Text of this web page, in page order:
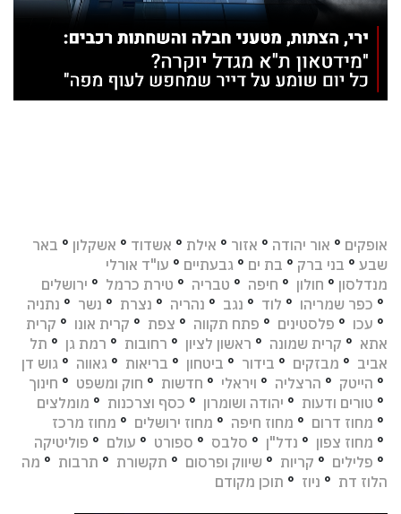
אופקים ° אור יהודה ° אזור ° אילת ° אשדוד ° אשקלון ° באר
שבע ° בני ברק ° בת ים ° גבעתיים ° עו"ד אורלי
מנדלסון ° חולון ° חיפה ° טבריה ° טירת כרמל ° ירושלים
° כפר שמריהו ° לוד ° נגב ° נהריה ° נצרת ° נשר ° נתניה
° עכו ° פלסטינים ° פתח תקווה ° צפת ° קרית אונו ° קרית
אתא ° קרית שמונה ° ראשון לציון ° רחובות ° רמת גן ° תל
אביב ° מבזקים ° בידור ° ביטחון ° בריאות ° גאווה ° גוש דן
° הייטק ° הרצליה ° ויראלי ° חדשות ° חוק ומשפט ° חינוך
° טורים ודעות ° יהודה ושומרון ° כסף וצרכנות ° מומלצים
° מחוז דרום ° מחוז חיפה ° מחוז ירושלים ° מחוז מרכז
° מחוז צפון ° נדל"ן ° סלבס ° ספורט ° עולם ° פוליטיקה
° פלילים ° קריות ° שיווק ופרסום ° תקשורת ° תרבות ° מה
הלוז דת ° ניוז ° תוכן מקודם